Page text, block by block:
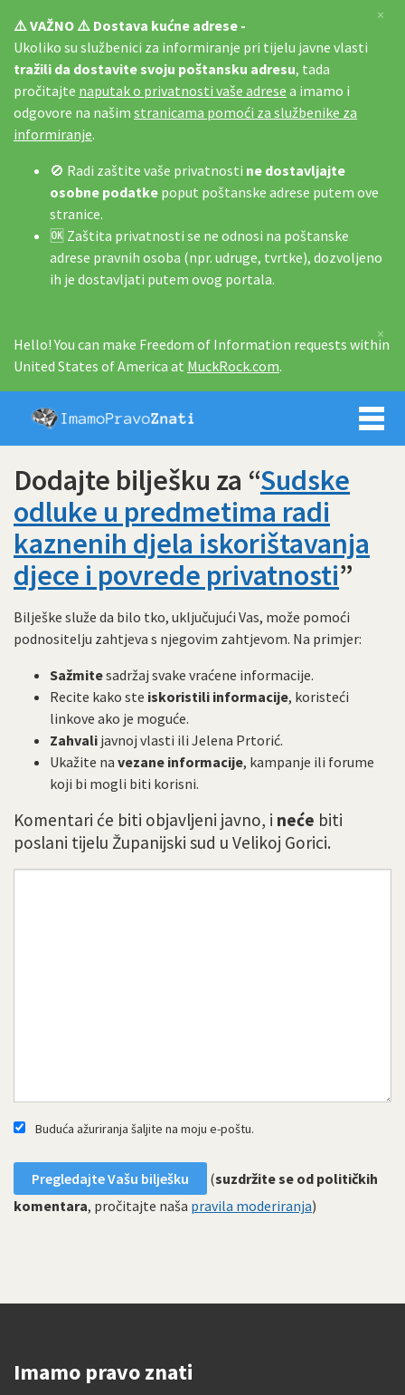
⚠️ VAŽNO ⚠️ Dostava kućne adrese -
Ukoliko su službenici za informiranje pri tijelu javne vlasti
tražili da dostavite svoju poštansku adresu, tada
pročitajte naputak o privatnosti vaše adrese a imamo i
odgovore na našim stranicama pomoći za službenike za
informiranje.
🚫 Radi zaštite vaše privatnosti ne dostavljajte
osobne podatke poput poštanske adrese putem ove
stranice.
🆗 Zaštita privatnosti se ne odnosi na poštanske
adrese pravnih osoba (npr. udruge, tvrtke), dozvoljeno
ih je dostavljati putem ovog portala.
×
Hello! You can make Freedom of Information requests within
United States of America at MuckRock.com.
×
Imamo
Dodajte bilješku za “Sudske
odluke u predmetima radi
kaznenih djela iskorištavanja
djece i povrede privatnosti”
Bilješke služe da bilo tko, uključujući Vas, može pomoći
podnositelju zahtjeva s njegovim zahtjevom. Na primjer:
Sažmitesadržaj svake vraćene informacije.
Recite kako ste iskoristili informacije, koristeći
linkove ako je moguće.
Zahvali javnoj vlasti ili Jelena Prtorić.
Ukažite na vezane informacije, kampanje ili forume
koji bi mogli biti korisni.
Komentari će biti objavljeni javno, i neće biti
poslani tijelu Županijski sud u Velikoj Gorici.
Buduća ažuriranja šaljite na moju e-poštu.
(suzdržite se od političkih
komentara, pročitajte naša pravila moderiranja)
Imamo pravo znati